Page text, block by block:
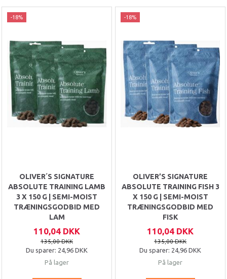
-18%
OLIVER´S SIGNATURE
ABSOLUTE TRAINING LAMB
3 X 150 G | SEMI-MOIST
TRÆNINGSGODBID MED
LAM
110,04 DKK
135,00 DKK
Du sparer: 24,96 DKK
På lager
-18%
OLIVER’S SIGNATURE
ABSOLUTE TRAINING FISH 3
X 150 G | SEMI-MOIST
TRÆNINGSGODBID MED
FISK
110,04 DKK
135,00 DKK
Du sparer: 24,96 DKK
På lager